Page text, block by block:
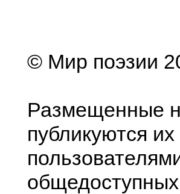
© Мир поэзии
Размещенные
публикуются